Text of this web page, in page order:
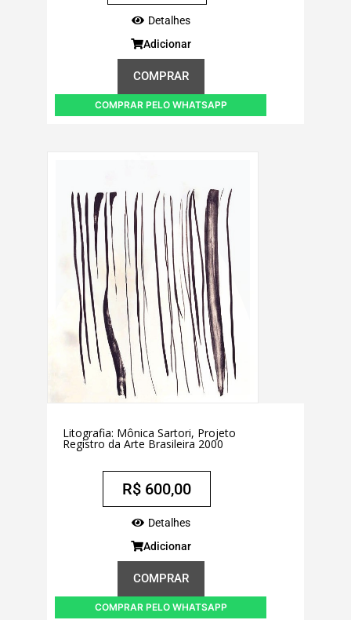
Detalhes
Adicionar
COMPRAR
COMPRAR PELO WHATSAPP
Litografia: Mônica Sartori, Projeto
Registro da Arte Brasileira 2000
R$ 600,00
Detalhes
Adicionar
COMPRAR
COMPRAR PELO WHATSAPP